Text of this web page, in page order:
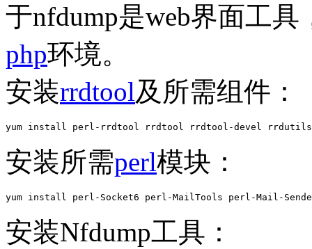
于nfdump是web界面工
php环境。
安装rrdtool及所需组件：
yum install perl-rrdtool rrdtool rrdtool-devel rrdutils
安装所需perl模块：
yum install perl-Socket6 perl-MailTools perl-Mail-
安装Nfdump工具：